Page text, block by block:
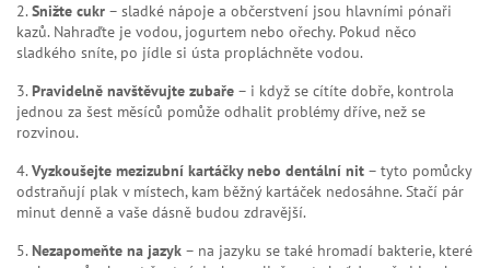
2. Snižte cukr – sladké nápoje a občerstvení jsou hlavními pónaři
kazů. Nahraďte je vodou, jogurtem nebo ořechy. Pokud něco
sladkého sníte, po jídle si ústa propláchněte vodou.
3. Pravidelně navštěvujte zubaře – i když se cítíte dobře, kontrola
jednou za šest měsíců pomůže odhalit problémy dříve, než se
rozvinou.
4. Vyzkoušejte mezizubní kartáčky nebo dentální nit – tyto pomůcky
odstraňují plak v místech, kam běžný kartáček nedosáhne. Stačí pár
minut denně a vaše dásně budou zdravější.
5. Nezapomeňte na jazyk – na jazyku se také hromadí bakterie, které